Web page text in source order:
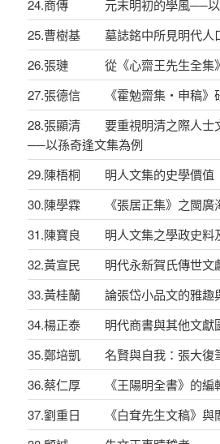
24.商傳 元末明初的學風──以
25.曹樹基 墓誌銘中所見明代人
26.張璉 從《心齋王先生全集》
27.張德信 《霍勉齋集‧申稿》
28.張顯清 要重視明清之際人士
──以孫奇逢文集為例
29.陳梧桐 明人文集的史學價值
30.陳學霖 《張居正集》之閩廣
31.陳寶良 明人文集之學政史料
32.黃宣民 明代永新賀氏傳世文
33.黃桂蘭 論張岱小品文的雅趣
34.楊正泰 明代商書與其他文獻
35.鄭培凱 名賢與自我：張大復
36.蔡仁厚 《王陽明全書》的編
37.劉重日 《白耷先生文稿》與